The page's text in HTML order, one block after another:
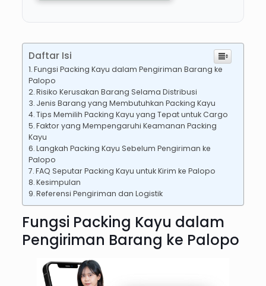
Daftar Isi
Fungsi Packing Kayu dalam Pengiriman Barang ke
Palopo
Risiko Kerusakan Barang Selama Distribusi
Jenis Barang yang Membutuhkan Packing Kayu
Tips Memilih Packing Kayu yang Tepat untuk Cargo
Faktor yang Mempengaruhi Keamanan Packing
Kayu
Langkah Packing Kayu Sebelum Pengiriman ke
Palopo
FAQ Seputar Packing Kayu untuk Kirim ke Palopo
Kesimpulan
Referensi Pengiriman dan Logistik
Fungsi Packing Kayu dalam
Pengiriman Barang ke Palopo